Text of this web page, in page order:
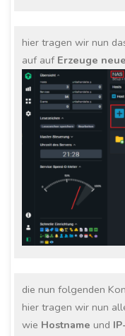
hier tragen wir nun
auf aufErzeuge
die nun folgenden
hier tragen wir nun
wie Hostname und